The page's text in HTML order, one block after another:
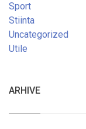
Sport
Stiinta
Uncategorized
Utile
ARHIVE